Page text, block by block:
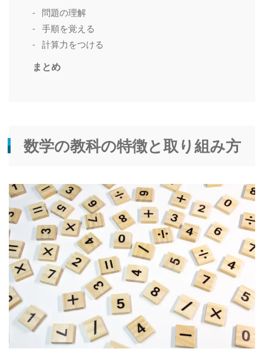
問題の理解
手順を覚える
計算力をつける
まとめ
数学の教科の特徴と取り組み方